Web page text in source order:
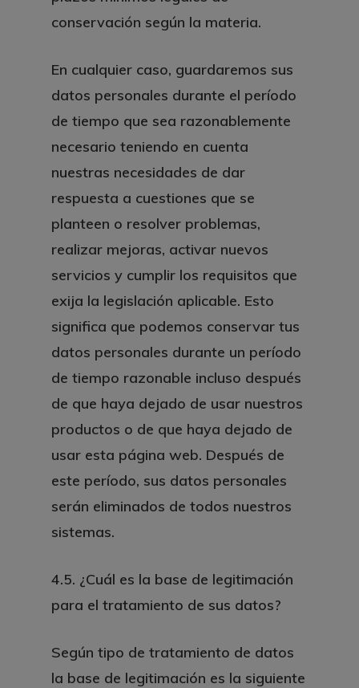
conservación según la materia.
En cualquier caso, guardaremos sus
datos personales durante el período
de tiempo que sea razonablemente
necesario teniendo en cuenta
nuestras necesidades de dar
respuesta a cuestiones que se
planteen o resolver problemas,
realizar mejoras, activar nuevos
servicios y cumplir los requisitos que
exija la legislación aplicable. Esto
significa que podemos conservar tus
datos personales durante un período
de tiempo razonable incluso después
de que haya dejado de usar nuestros
productos o de que haya dejado de
usar esta página web. Después de
este período, sus datos personales
serán eliminados de todos nuestros
sistemas.
4.5. ¿Cuál es la base de legitimación
para el tratamiento de sus datos?
Según tipo de tratamiento de datos
la base de legitimación es la siguiente